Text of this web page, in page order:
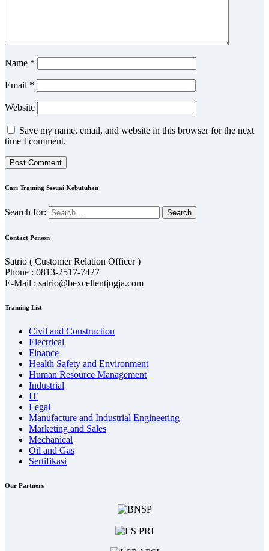
Name *
Email *
Website
Save my name, email, and website in this browser for the next
time I comment.
Cari Training Sesuai Kebutuhan
Search for:
Contact Person
Satrio ( Customer Relation Officer )
Phone : 0813-2517-7427
E-Mail : satrio@bexcellentjogja.com
Training List
Civil and Construction
Electrical
Finance
Health Safety and Environment
Human Resource Management
Industrial
IT
Legal
Manufacture and Industrial Engineering
Marketing and Sales
Mechanical
Oil and Gas
Sertifikasi
Our Partners